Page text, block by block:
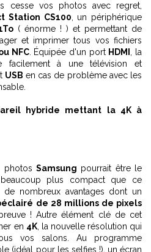
cesse vos photos avec regret,
Station CS100 , un périphérique
( énorme ! ) et permettant de
et imprimer tous vos fichiers
NFC. Équipée d'un port HDMI
, la
facilement à une télévision et
USB en cas de problème avec les
hybride mettant la 4K à
photos Samsung pourrait être le
beaucoup plus compact que ce
de nombreux avantages dont un
de 28 millions de pixels
! Autre élément clé de cet
en 4K, la nouvelle résolution qui
vos salons. Au programme
(idéal pour les selfies !), un écran